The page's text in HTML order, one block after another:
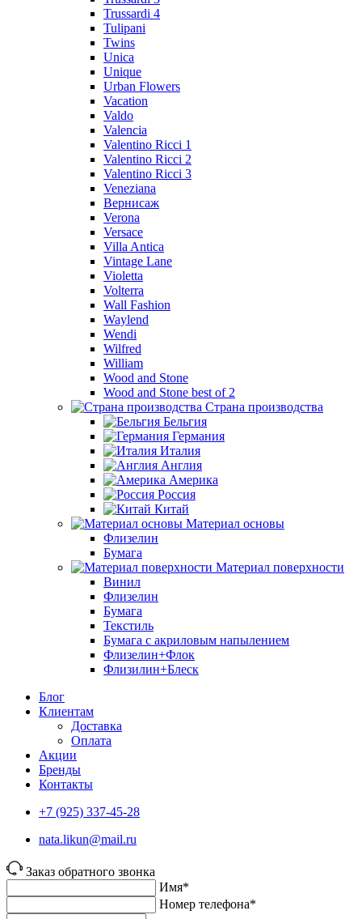
Trussardi 4
Tulipani
Twins
Unica
Unique
Urban Flowers
Vacation
Valdo
Valencia
Valentino Ricci 1
Valentino Ricci 2
Valentino Ricci 3
Veneziana
Вернисаж
Verona
Versace
Villa Antica
Vintage Lane
Violetta
Volterra
Wall Fashion
Waylend
Wendi
Wilfred
William
Wood and Stone
Wood and Stone best of 2
Страна производства
Бельгия
Германия
Италия
Англия
Америка
Россия
Китай
Материал основы
Флизелин
Бумага
Материал поверхности
Винил
Флизелин
Бумага
Текстиль
Бумага с акриловым напылением
Флизелин+Флок
Флизилин+Блеск
Блог
Клиентам
Доставка
Оплата
Акции
Бренды
Контакты
+7 (925) 337-45-28
nata.likun@mail.ru
Заказ обратного звонка
Имя*
Номер телефона*